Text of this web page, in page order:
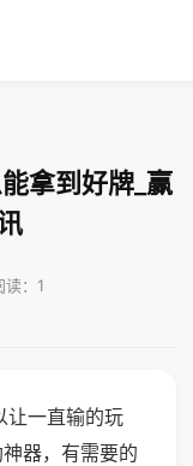
拿到好牌_赢
：1
让一直输的玩
器，有需要的